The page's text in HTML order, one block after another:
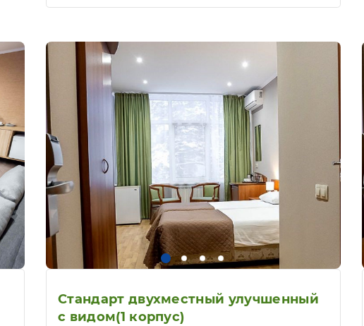
Стандарт двухместный улучшенный
с видом(1 корпус)